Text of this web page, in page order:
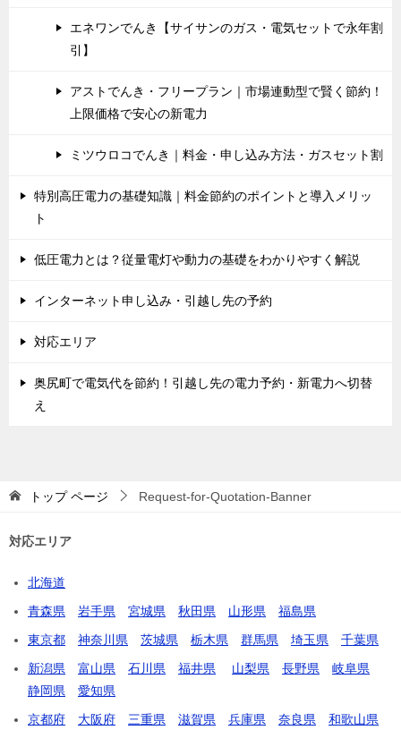
エネワンでんき【サイサンのガス・電気セットで永年割
引】
アストでんき・フリープラン｜市場連動型で賢く節約！
上限価格で安心の新電力
ミツウロコでんき｜料金・申し込み方法・ガスセット割
特別高圧電力の基礎知識｜料金節約のポイントと導入メリッ
ト
低圧電力とは？従量電灯や動力の基礎をわかりやすく解説
インターネット申し込み・引越し先の予約
対応エリア
奥尻町で電気代を節約！引越し先の電力予約・新電力へ切替
え
トップページ Request-for-Quotation-Banner
対応エリア
北海道
青森県
岩手県 宮城県 秋田県 山形県
福島県
東京都
神奈川県 茨城県 栃木県 群馬県 埼玉県
千葉県
新潟県
富山県 石川県 福井県 山梨県 長野県
岐阜県
静岡県
愛知県
京都府
大阪府 三重県 滋賀県 兵庫県 奈良県
和歌山県